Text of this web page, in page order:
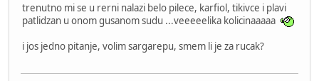
trenutno mi se u rerni nalazi belo pilece, karfiol, tikivce i plavi
patlidzan u onom gusanom sudu ...veeeeelika kolicinaaaaa
i jos jedno pitanje, volim sargarepu, smem li je za rucak?